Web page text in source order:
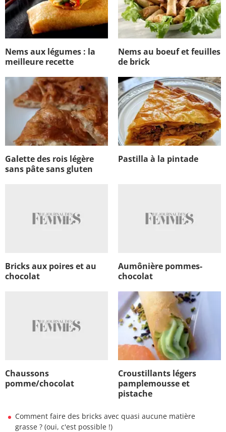
Nems aux légumes : la
meilleure recette
Nems au boeuf et feuilles
de brick
Galette des rois légère
sans pâte sans gluten
Pastilla à la pintade
Bricks aux poires et au
chocolat
Aumônière pommes-
chocolat
Chaussons
pomme/chocolat
Croustillants légers
pamplemousse et
pistache
Comment faire des bricks avec quasi aucune matière
grasse ? (oui, c'est possible !)